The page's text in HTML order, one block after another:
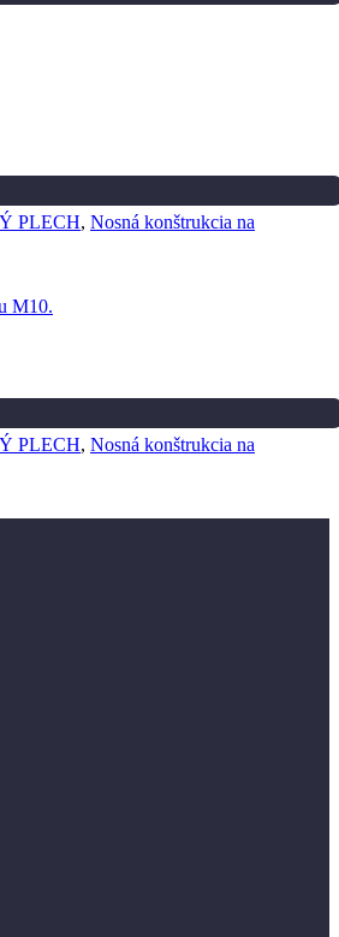
PLECH, Nosná konštrukcia na
PLECH, Nosná konštrukcia na